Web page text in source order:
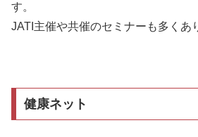
す。
JATI主催や共催のセミナーも多くあ
健康ネット